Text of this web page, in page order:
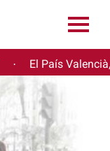
· El País